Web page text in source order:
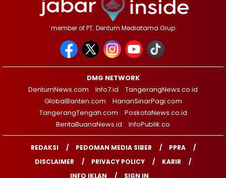
member of PT. Dentum Mediatama Grup
DMG NETWORK
DentumNews.com
Info7.id
TangerangNews.co.id
GlobalBanten.com
HarianSinarPagi.com
TangerangTengah.com
PoskotaNews.co.id
BeritaBuanaNews.id
InfoPublik.co
REDAKSI PEDOMAN MEDIA SIBER
PPRA
DISCLAIMER
PRIVACY POLICY
KARIR
INFO IKLAN
SIGN IN